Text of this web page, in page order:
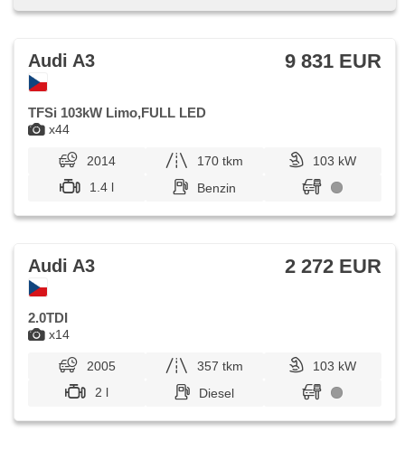
x44
Audi A3 9 831 EUR
TFSi 103kW Limo,FULL LED
2014 170 tkm
103 kW
1.4 l
Benzin
x14
Audi A3 2 272 EUR
2.0TDI
2005 357 tkm
103 kW
2 l
Diesel